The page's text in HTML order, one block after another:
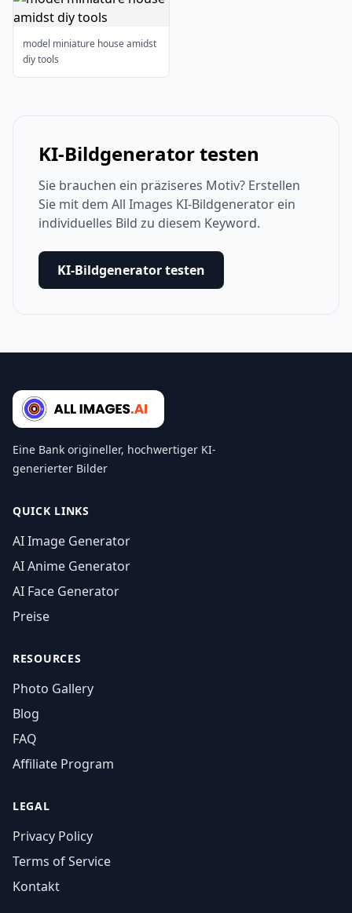
model miniature house amidst
diy tools
KI-Bildgenerator testen
Sie brauchen ein präziseres Motiv? Erstellen
Sie mit dem All Images KI-Bildgenerator ein
individuelles Bild zu diesem Keyword.
KI-Bildgenerator testen
Eine Bank origineller, hochwertiger KI-
generierter Bilder
QUICK LINKS
AI Image Generator
AI Anime Generator
AI Face Generator
Preise
RESOURCES
Photo Gallery
Blog
FAQ
Affiliate Program
LEGAL
Privacy Policy
Terms of Service
Kontakt